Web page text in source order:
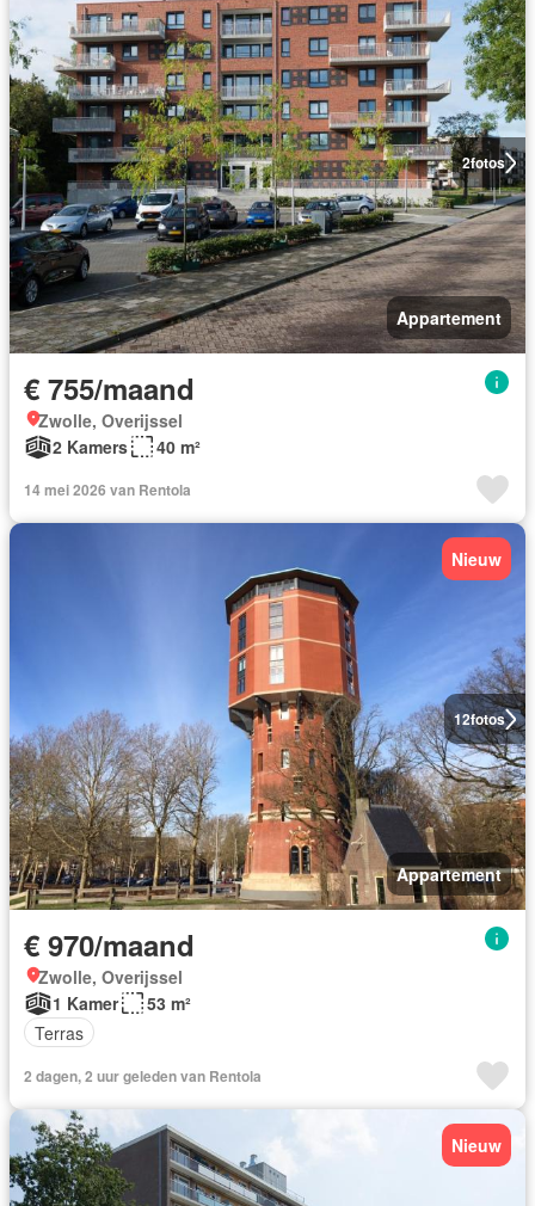
2fotos
Appartement
€ 755/maand
Zwolle, Overijssel
2 Kamers
40 m²
14 mei 2026 van Rentola
12fotos
Nieuw
Appartement
€ 970/maand
Zwolle, Overijssel
1 Kamer
53 m²
Terras
2 dagen, 2 uur geleden van Rentola
Nieuw